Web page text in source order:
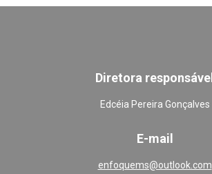
Diretora responsável
Edcéia Pereira Gonçalves
E-mail
enfoquems@outlook.com